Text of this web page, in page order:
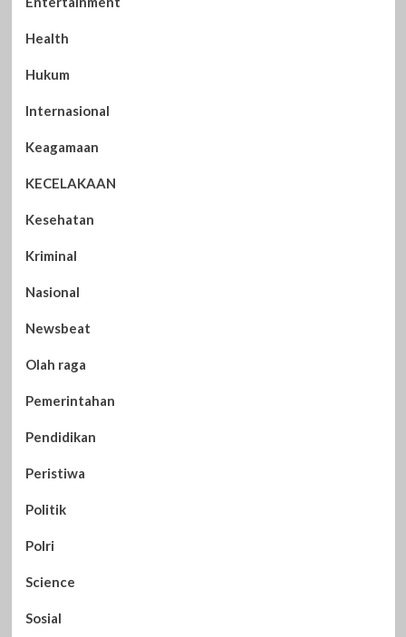
Health
Hukum
Internasional
Keagamaan
KECELAKAAN
Kesehatan
Kriminal
Nasional
Newsbeat
Olah raga
Pemerintahan
Pendidikan
Peristiwa
Politik
Polri
Science
Sosial